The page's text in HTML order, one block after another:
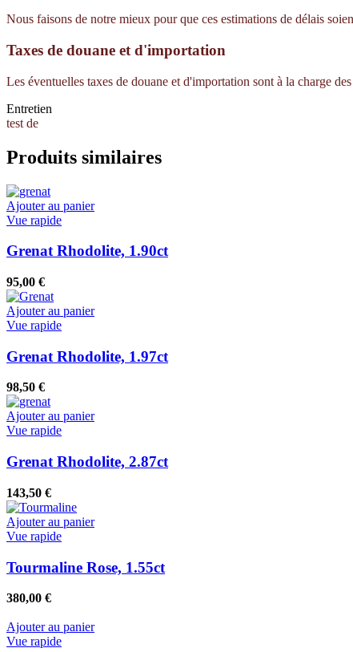
Nous faisons de notre mieux pour que ces estimations de délais
Taxes de douane et d'importation
Les éventuelles taxes de douane et d'importation sont à la charge
Entretien
test de
Produits similaires
Ajouter au panier
Vue rapide
Grenat Rhodolite, 1.90ct
95,00 €
Ajouter au panier
Vue rapide
Grenat Rhodolite, 1.97ct
98,50 €
Ajouter au panier
Vue rapide
Grenat Rhodolite, 2.87ct
143,50 €
Ajouter au panier
Vue rapide
Tourmaline Rose, 1.55ct
380,00 €
Ajouter au panier
Vue rapide